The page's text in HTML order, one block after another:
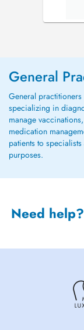
General
General
specializing in
manage
medication
patients to
purposes.
Need help?